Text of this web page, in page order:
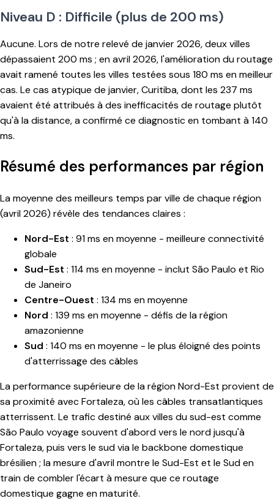
Niveau D : Difficile (plus de 200 ms)
Aucune. Lors de notre relevé de janvier 2026, deux villes
dépassaient 200 ms ; en avril 2026, l'amélioration du routage
avait ramené toutes les villes testées sous 180 ms en meilleur
cas. Le cas atypique de janvier, Curitiba, dont les 237 ms
avaient été attribués à des inefficacités de routage plutôt
qu'à la distance, a confirmé ce diagnostic en tombant à 140
ms.
Résumé des performances par région
La moyenne des meilleurs temps par ville de chaque région
(avril 2026) révèle des tendances claires :
Nord-Est : 91 ms en moyenne - meilleure connectivité
globale
Sud-Est : 114 ms en moyenne - inclut São Paulo et Rio
de Janeiro
Centre-Ouest : 134 ms en moyenne
Nord : 139 ms en moyenne - défis de la région
amazonienne
Sud : 140 ms en moyenne - le plus éloigné des points
d'atterrissage des câbles
La performance supérieure de la région Nord-Est provient de
sa proximité avec Fortaleza, où les câbles transatlantiques
atterrissent. Le trafic destiné aux villes du sud-est comme
São Paulo voyage souvent d'abord vers le nord jusqu'à
Fortaleza, puis vers le sud via le backbone domestique
brésilien ; la mesure d'avril montre le Sud-Est et le Sud en
train de combler l'écart à mesure que ce routage
domestique gagne en maturité.